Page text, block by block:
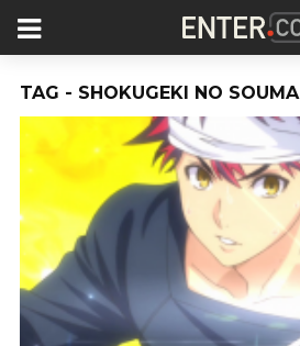
TAG - SHOKUGEKI NO SOUMA